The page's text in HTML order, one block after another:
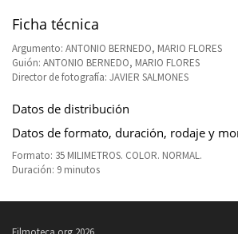
Ficha técnica
Argumento: ANTONIO BERNEDO, MARIO FLORES
Guión: ANTONIO BERNEDO, MARIO FLORES
Director de fotografía: JAVIER SALMONES
Datos de distribución
Datos de formato, duración, rodaje y
Formato: 35 MILIMETROS. COLOR. NORMAL.
Duración: 9 minutos